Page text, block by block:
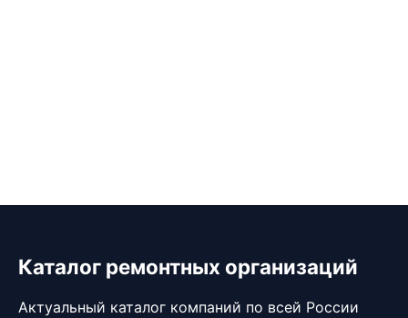
Каталог ремонтных организаций
Актуальный каталог компаний по всей России